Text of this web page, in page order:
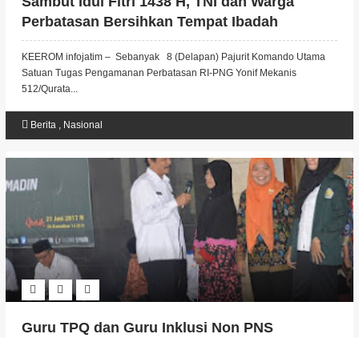
Perbatasan Bersihkan Tempat Ibadah
KEEROM infojatim – Sebanyak 8 (Delapan) Pajurit Komando Utama
Satuan Tugas Pengamanan Perbatasan RI-PNG Yonif Mekanis
512/Qurata...
Berita, Nasional
Guru TPQ dan Guru Inklusi Non PNS